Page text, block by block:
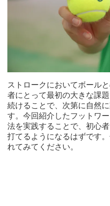
ストロークにおいてボール
者にとって最初の大きな課
続けることで、次第に自然
す。今回紹介したフットワ
法を実践することで、初心
打てるようになるはずです
れてみてください。